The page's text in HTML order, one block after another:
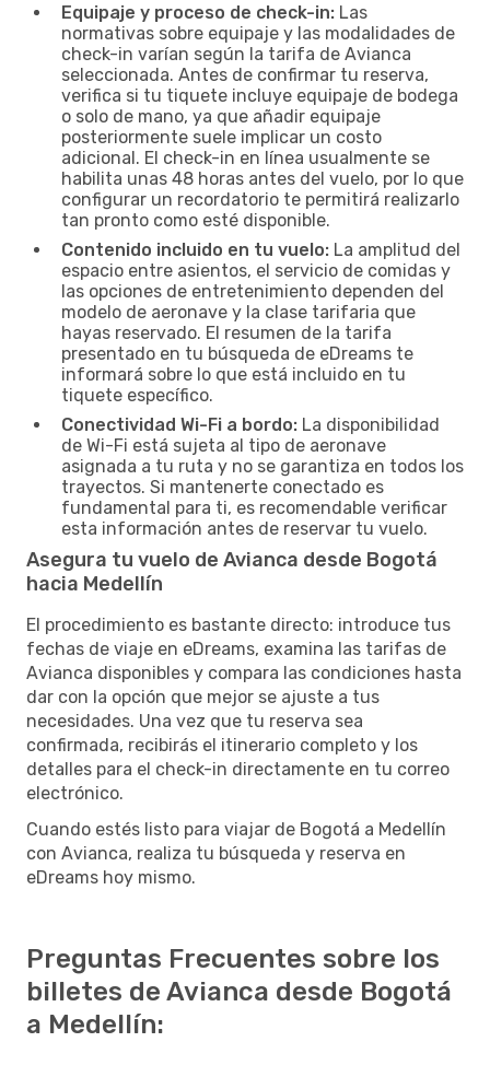
Equipaje y proceso de check-in: Las
normativas sobre equipaje y las modalidades de
check-in varían según la tarifa de Avianca
seleccionada. Antes de confirmar tu reserva,
verifica si tu tiquete incluye equipaje de bodega
o solo de mano, ya que añadir equipaje
posteriormente suele implicar un costo
adicional. El check-in en línea usualmente se
habilita unas 48 horas antes del vuelo, por lo que
configurar un recordatorio te permitirá realizarlo
tan pronto como esté disponible.
Contenido incluido en tu vuelo: La amplitud del
espacio entre asientos, el servicio de comidas y
las opciones de entretenimiento dependen del
modelo de aeronave y la clase tarifaria que
hayas reservado. El resumen de la tarifa
presentado en tu búsqueda de eDreams te
informará sobre lo que está incluido en tu
tiquete específico.
Conectividad Wi-Fi a bordo: La disponibilidad
de Wi-Fi está sujeta al tipo de aeronave
asignada a tu ruta y no se garantiza en todos los
trayectos. Si mantenerte conectado es
fundamental para ti, es recomendable verificar
esta información antes de reservar tu vuelo.
Asegura tu vuelo de Avianca desde Bogotá
hacia Medellín
El procedimiento es bastante directo: introduce tus
fechas de viaje en eDreams, examina las tarifas de
Avianca disponibles y compara las condiciones hasta
dar con la opción que mejor se ajuste a tus
necesidades. Una vez que tu reserva sea
confirmada, recibirás el itinerario completo y los
detalles para el check-in directamente en tu correo
electrónico.
Cuando estés listo para viajar de Bogotá a Medellín
con Avianca, realiza tu búsqueda y reserva en
eDreams hoy mismo.
Preguntas Frecuentes sobre los
billetes de Avianca desde Bogotá
a Medellín: